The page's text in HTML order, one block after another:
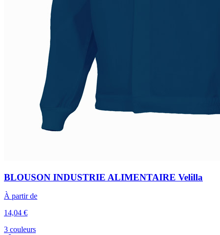
BLOUSON INDUSTRIE ALIMENTAIRE Velilla
À partir de
14,04 €
3 couleurs